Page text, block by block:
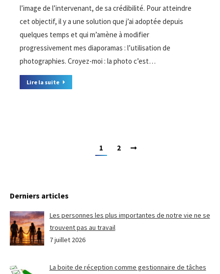
l’image de l’intervenant, de sa crédibilité. Pour atteindre
cet objectif, il y a une solution que j’ai adoptée depuis
quelques temps et qui m’amène à modifier
progressivement mes diaporamas : l’utilisation de
photographies. Croyez-moi : la photo c’est…
Lire la suite
1 2
Derniers articles
Les personnes les plus importantes de notre vie ne se
trouvent pas au travail
7 juillet 2026
La boite de réception comme gestionnaire de tâches